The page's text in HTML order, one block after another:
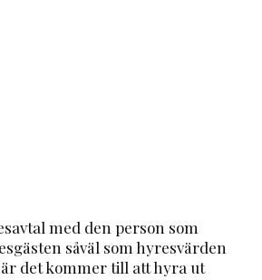
med den person som
såväl som hyresvärden
det kommer till att hyra ut